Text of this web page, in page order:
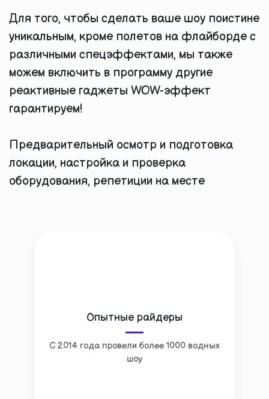
Для того, чтобы сделать ваше шоу поистине
уникальным, кроме полетов на флайборде с
различными спецэффектами, мы также
можем включить в программу другие
реактивные гаджеты WOW-эффект
гарантируем!
Предварительный осмотр и подготовка
локации, настройка и проверка
оборудования, репетиции на месте
Опытные райдеры
С 2014 года провели более 1000 водных
шоу